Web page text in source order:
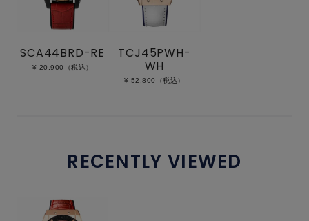
SCA44BRD-RE
¥ 20,900（税込）
TCJ45PWH-
WH
¥ 52,800（税込）
RECENTLY VIEWED